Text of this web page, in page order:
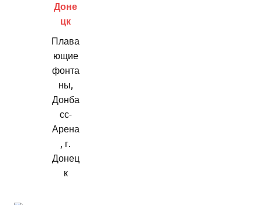
Плава
ющие
фонта
ны,
Донба
сс-
Арена
, г.
Донец
к